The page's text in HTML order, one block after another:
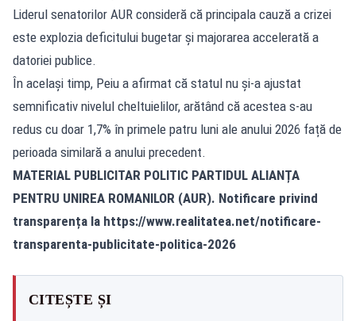
Liderul senatorilor AUR consideră că principala cauză a crizei
este explozia deficitului bugetar și majorarea accelerată a
datoriei publice.
În același timp, Peiu a afirmat că statul nu și-a ajustat
semnificativ nivelul cheltuielilor, arătând că acestea s-au
redus cu doar 1,7% în primele patru luni ale anului 2026 față de
perioada similară a anului precedent.
MATERIAL PUBLICITAR POLITIC PARTIDUL ALIANȚA
PENTRU UNIREA ROMANILOR (AUR). Notificare privind
transparența la https://www.realitatea.net/notificare-
transparenta-publicitate-politica-2026
CITEȘTE ȘI